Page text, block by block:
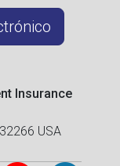
Insurance
USA